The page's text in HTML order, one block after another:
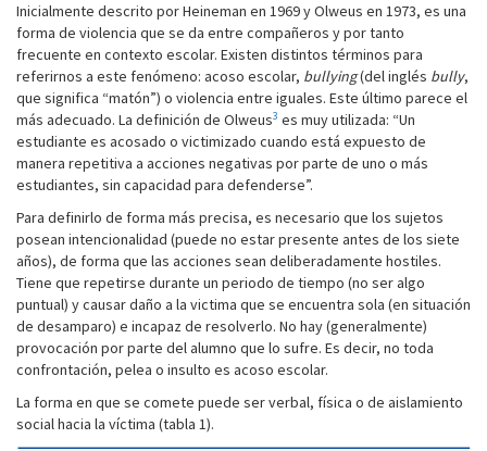
Inicialmente descrito por Heineman en 1969 y Olweus en 1973, es una
forma de violencia que se da entre compañeros y por tanto
frecuente en contexto escolar. Existen distintos términos para
referirnos a este fenómeno: acoso escolar, bullying(del inglés bully,
que significa “matón”) o violencia entre iguales. Este último parece el
más adecuado. La definición de Olweus3 es muy utilizada: “Un
estudiante es acosado o victimizado cuando está expuesto de
manera repetitiva a acciones negativas por parte de uno o más
estudiantes, sin capacidad para defenderse”.
Para definirlo de forma más precisa, es necesario que los sujetos
posean intencionalidad (puede no estar presente antes de los siete
años), de forma que las acciones sean deliberadamente hostiles.
Tiene que repetirse durante un periodo de tiempo (no ser algo
puntual) y causar daño a la victima que se encuentra sola (en situación
de desamparo) e incapaz de resolverlo. No hay (generalmente)
provocación por parte del alumno que lo sufre. Es decir, no toda
confrontación, pelea o insulto es acoso escolar.
La forma en que se comete puede ser verbal, física o de aislamiento
social hacia la víctima (tabla 1).